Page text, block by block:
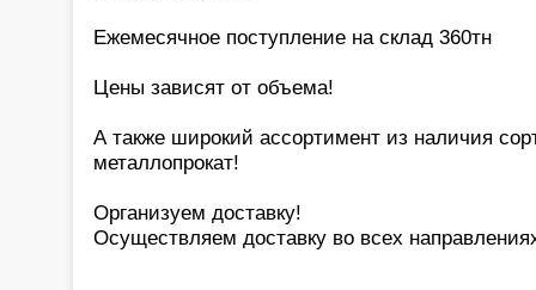
Ежемесячное поступление на склад 360тн
Цены зависят от объема!
А также широкий ассортимент из наличия
металлопрокат!
Организуем доставку!
Осуществляем доставку во всех